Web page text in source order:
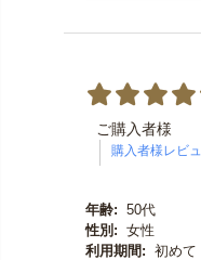
ご購入者様
年齢: 50代
性別: 女性
利用期間: 初めて